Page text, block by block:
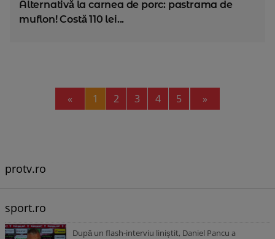
Alternativă la carnea de porc: pastrama de
muflon! Costă 110 lei...
« Previous
1 2 3 4 5 »
protv.ro
sport.ro
După un flash-interviu liniștit, Daniel Pancu a